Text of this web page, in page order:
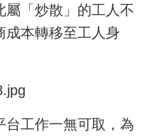
屬「炒散」的工人不
成本轉移至工人身
台工作一無可取，為